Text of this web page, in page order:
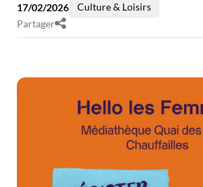
17/02/2026
Culture & Loisirs
Partager